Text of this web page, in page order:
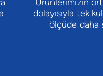
dolayısıyla tek
ölçüde daha